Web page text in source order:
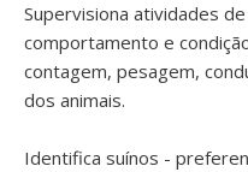
Supervisiona atividades
comportamento e
contagem, pesagem,
dos animais.
Identifica suínos -